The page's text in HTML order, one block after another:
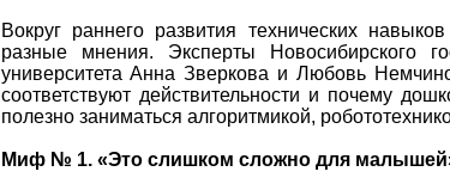
Вокруг раннего развития технических
разные мнения. Эксперты Новосибирского
университета Анна Зверкова и Любовь
соответствуют действительности и почему
полезно заниматься алгоритмикой,
Миф № 1. «Это слишком сложно для